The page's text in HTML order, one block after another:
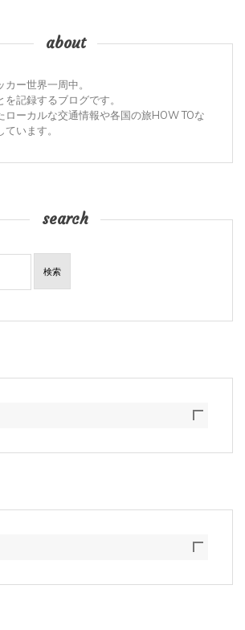
about
ー世界一周中。
記録するブログです。
ローカルな交通情報や各国の旅HOW TOな
います。
search